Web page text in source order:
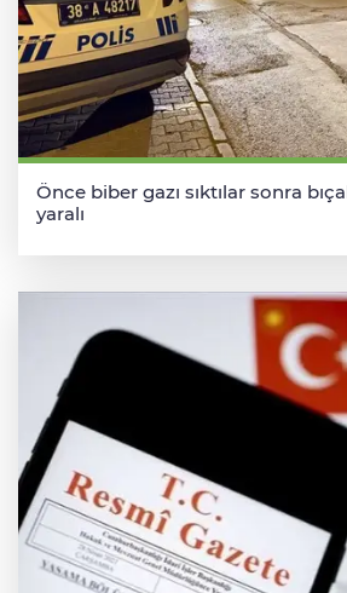
Önce biber gazı sıktılar sonra
yaralı